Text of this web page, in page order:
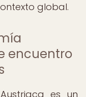
global.
encuentro
es un